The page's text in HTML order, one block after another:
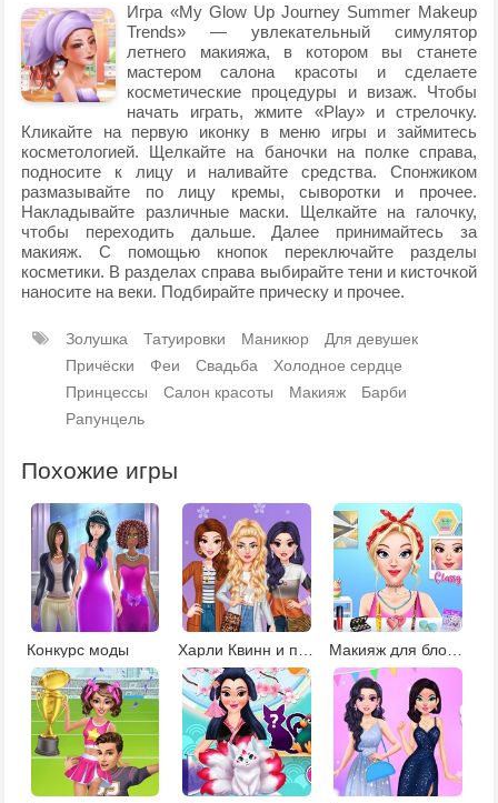
Игра «My Glow Up Journey Summer Makeup
Trends» — увлекательный симулятор
летнего макияжа, в котором вы станете
мастером салона красоты и сделаете
косметические процедуры и визаж. Чтобы
начать играть, жмите «Play» и стрелочку.
Кликайте на первую иконку в меню игры и займитесь
косметологией. Щелкайте на баночки на полке справа,
подносите к лицу и наливайте средства. Спонжиком
размазывайте по лицу кремы, сыворотки и прочее.
Накладывайте различные маски. Щелкайте на галочку,
чтобы переходить дальше. Далее принимайтесь за
макияж. С помощью кнопок переключайте разделы
косметики. В разделах справа выбирайте тени и кисточкой
наносите на веки. Подбирайте прическу и прочее.
Золушка Татуировки Маникюр
Для девушек
Причёски
Феи Свадьба
Холодное сердце
Принцессы
Салон красоты Макияж
Барби
Рапунцель
Похожие игры
Конкурс моды Макияж для блондинки